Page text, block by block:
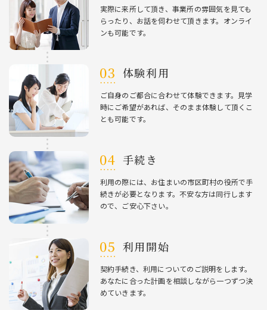
実際に来所して頂き、事業所の雰囲気を⾒ても
らったり、お話を伺わせて頂きます。オンライ
ンも可能です。
体験利⽤
ご⾃⾝のご都合に合わせて体験できます。⾒学
時にご希望があれば、そのまま体験して頂くこ
とも可能です。
⼿続き
利⽤の際には、お住まいの市区町村の役所で⼿
続きが必要となります。不安な⽅は同⾏します
ので、ご安⼼下さい。
利⽤開始
契約⼿続き、利⽤についてのご説明をします。
あなたに合った計画を相談しながら⼀つずつ決
めていきます。